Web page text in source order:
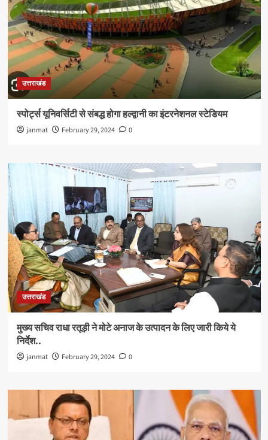
उत्तराखंड
स्पोर्ट्स यूनिवर्सिटी से संबद्ध होगा हल्द्वानी का इंटरनेशनल स्टेडियम
janmat February 29, 2024 0
उत्तराखंड
मुख्य सचिव राधा रतूड़ी ने मोटे अनाज के उत्पादन के लिए जारी किये ये
निर्देश..
janmat February 29, 2024 0